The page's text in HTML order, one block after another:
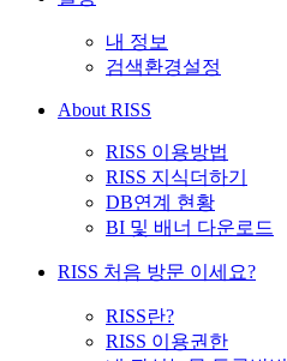
내 정보
검색환경설정
About RISS
RISS 이용방법
RISS 지식더하기
DB연계 현황
BI 및 배너 다운로드
RISS 처음 방문 이세요?
RISS란?
RISS 이용권한